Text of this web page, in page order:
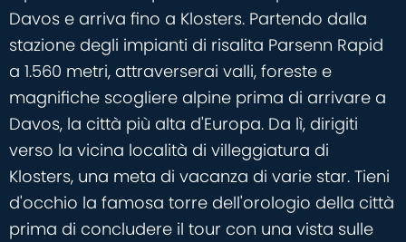
Davos e arriva fino a Klosters. Partendo dalla
stazione degli impianti di risalita Parsenn Rapid
a 1.560 metri, attraverserai valli, foreste e
magnifiche scogliere alpine prima di arrivare a
Davos, la città più alta d'Europa. Da lì, dirigiti
verso la vicina località di villeggiatura di
Klosters, una meta di vacanza di varie star. Tieni
d'occhio la famosa torre dell'orologio della città
prima di concludere il tour con una vista sulle